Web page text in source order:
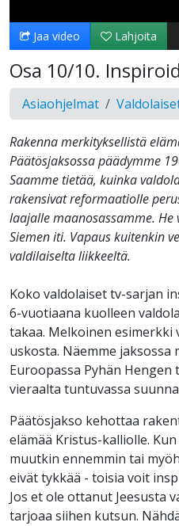
Jaa video Lahjoita
Osa 10/10.
Asiaohjelmat
Rakenna merkityksellistä
Päätösjaksossa päädymme
Saamme tietää, kuinka
rakensivat reformaatiolle
laajalle maanosassamme.
Siemen iti. Vapaus kuitenkin
valdilaiselta liikkeeltä.
Koko valdolaiset tv-sarjan
6-vuotiaana kuolleen
takaa. Melkoinen
uskosta. Näemme jaksossa
Euroopassa Pyhän
vieraalta tuntuvassa
Päätösjakso kehottaa
elämää Kristus-kalliolle.
muutkin ennemmin tai
eivät tykkää - toisia voit
Jos et ole ottanut Jeesusta
tarjoaa siihen kutsun.